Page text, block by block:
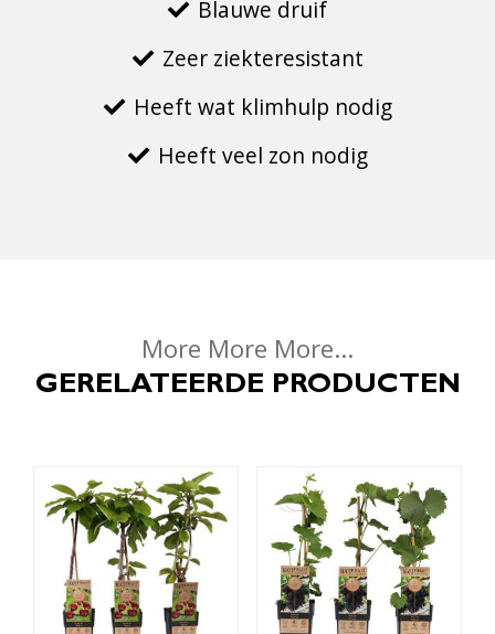
Blauwe druif
Zeer ziekteresistant
Heeft wat klimhulp nodig
Heeft veel zon nodig
More More More...
GERELATEERDE PRODUCTEN